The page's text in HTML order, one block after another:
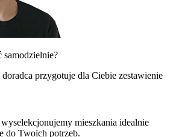
samodzielnie?
przygotuje dla Ciebie zestawienie
wyselekcjonujemy mieszkania idealnie
do Twoich potrzeb.